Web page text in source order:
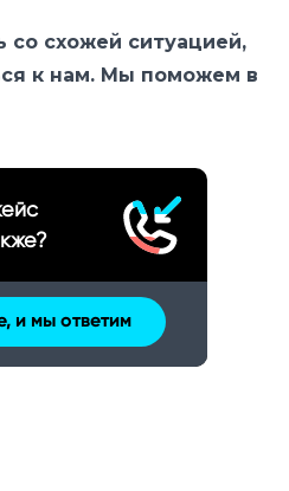
со схожей ситуацией,
к нам. Мы поможем в
и мы ответим